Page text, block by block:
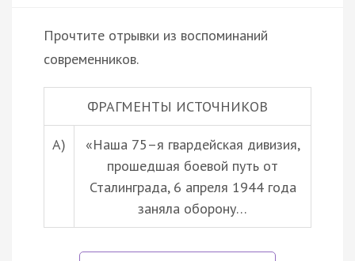
Прочтите отрывки из воспоминаний
современников.
ФРАГМЕНТЫ ИСТОЧНИКОВ
А)
«Наша 75–я гвардейская дивизия,
прошедшая боевой путь от
Сталинграда, 6 апреля 1944 года
заняла оборону…